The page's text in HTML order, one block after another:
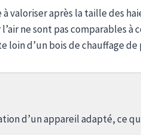
après la taille des
ne sont pas comparables à
d’un bois de chauffage de
d’un appareil adapté, ce